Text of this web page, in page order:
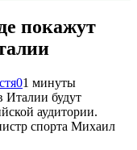
покажут
01 минуты
Италии будут
аудитории.
спорта Михаил